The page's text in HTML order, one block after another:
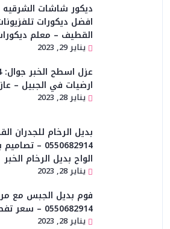
افضل ديكورات
القطيف – معلم
يناير 29, 2023
ارضيات في الجبيل –
يناير 28, 2023
بديل الرخام للجدران
0550682914 –
الواح بديل الرخام الخبر
يناير 28, 2023
فوم بديل الجبس مع
0550682914 – سعر تفصيل المرايا الجبيل
يناير 28, 2023